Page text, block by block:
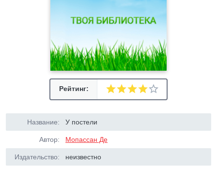
Рейтинг:
Название: У постели
Автор: Мопассан Де
Издательство: неизвестно